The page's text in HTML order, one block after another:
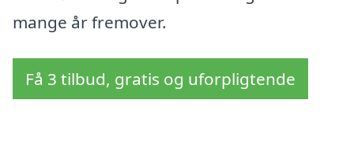
mange år fremover.
Få 3 tilbud, gratis og uforpligtende